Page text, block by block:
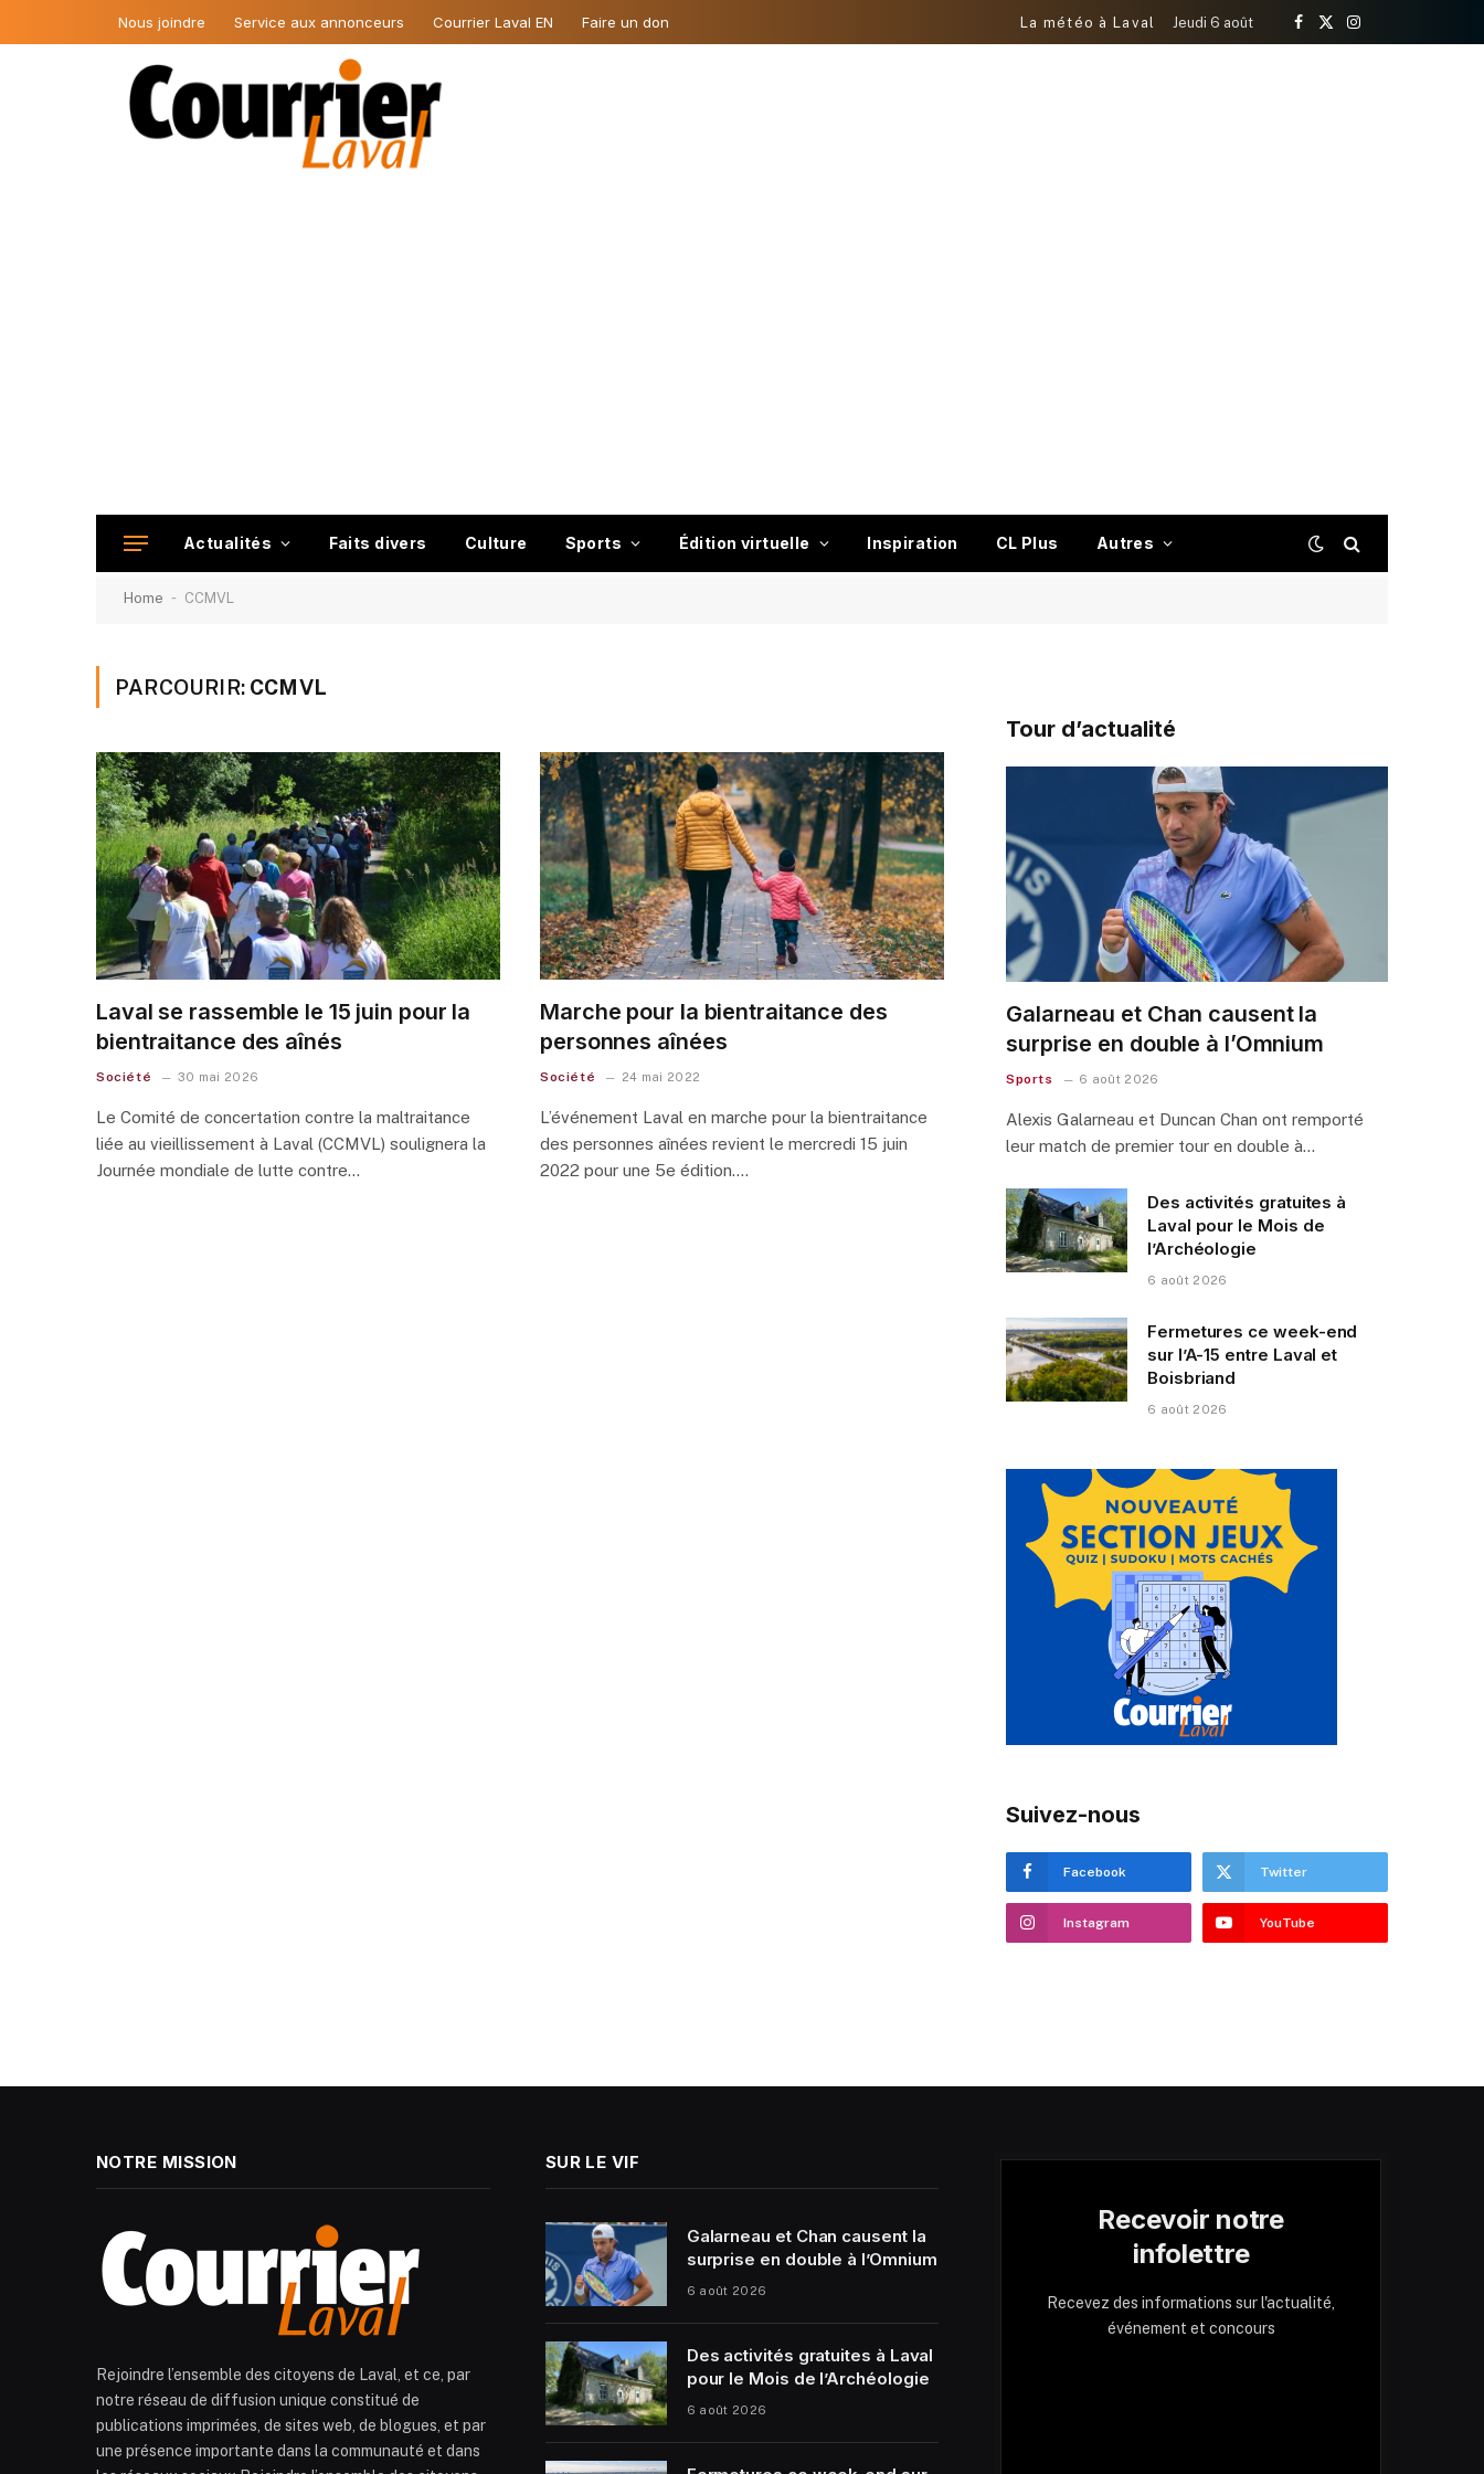
Nous joindre Service aux annonceurs Courrier Laval EN Faire un don La météo à Laval Jeudi 6 août
Facebook
X
Instagram
Actualités Faits divers Culture Sports Édition virtuelle Inspiration CL Plus Autres
Home - CCMVL
PARCOURIR: CCMVL
Laval se rassemble le 15 juin pour la
bientraitance des aînés
Société 30 mai 2026
Le Comité de concertation contre la maltraitance
liée au vieillissement à Laval (CCMVL) soulignera la
Journée mondiale de lutte contre…
Marche pour la bientraitance des
personnes aînées
Société 24 mai 2022
L’événement Laval en marche pour la bientraitance
des personnes aînées revient le mercredi 15 juin
2022 pour une 5e édition.…
Tour d’actualité
Galarneau et Chan causent la
surprise en double à l’Omnium
Sports 6 août 2026
Alexis Galarneau et Duncan Chan ont remporté
leur match de premier tour en double à…
Des activités gratuites à
Laval pour le Mois de
l’Archéologie
6 août 2026
Fermetures ce week-end
sur l’A-15 entre Laval et
Boisbriand
6 août 2026
Suivez-nous
Facebook Twitter
Instagram YouTube
NOTRE MISSION
Rejoindre l’ensemble des citoyens de Laval, et ce, par
notre réseau de diffusion unique constitué de
publications imprimées, de sites web, de blogues, et par
une présence importante dans la communauté et dans
SUR LE VIF
Galarneau et Chan causent la
surprise en double à l’Omnium
6 août 2026
Des activités gratuites à Laval
pour le Mois de l’Archéologie
6 août 2026
Recevoir notre
infolettre
Recevez des informations sur l'actualité,
événement et concours